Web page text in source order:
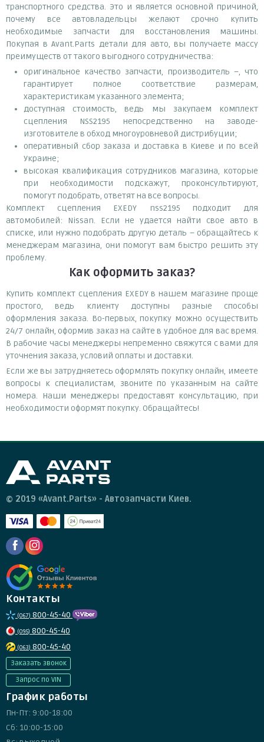
транспортного средства. Это и является основной причиной,
почему все автовладельцы желают срочно купить
необходимые запчасти для восстановления машины.
Покупая в Avant.Parts детали для авто, вы получаете массу
преимуществ от такого выгодного сотрудничества:
оригинальное качество запчасти, производитель –, что
гарантирует полное соответствие размерам,
характеристикам указанного элемента;
доступная стоимость, ведь мы закупаем комплект
сцепления NSS2195 непосредственно на заводе-
изготовителе в обход многоуровневой дистрибуции;
оперативный сбор заказа и доставка в Киеве и по всей
Украине;
высокая квалификация сотрудников магазина, которые
при необходимости подскажут, проконсультируют,
помогут подобрать, ответят на все вопросы.
Комплект сцепления EXEDY nss2195 подходит для
автомобилей: Nissan. Если не удается найти свое авто в
списке, или нужно подобрать другую деталь – обращайтесь к
менеджерам магазина, они помогут вам быстро решить эту
проблему.
Как оформить заказ?
Купить комплект сцепления EXEDY в нашем магазине проще
простого, ведь клиенту доступны разные способы
оформления заказа. Во-первых, покупку можно осуществить
24/7 онлайн, оформив заказ на сайте в удобное для вас время.
В рабочие часы менеджеры непременно свяжутся с вами для
уточнения заказа, условий оплаты и доставки.
Если же вы затрудняетесь оформлять покупку онлайн, имеете
вопросы к специалистам, звоните по указанным на сайте
номера. Наши менеджеры предоставят консультацию, при
необходимости оформят покупку. Обращайтесь!
© 2019 «Avant.Parts» - Автозапчасти Киев.
Контакты
(067) 800-45-40
(095) 800-45-40
(063) 800-45-40
Заказать звонок
Запрос по VIN
График работы
Пн-Пт: 9:00-18:00
Сб: 10:00-15:00